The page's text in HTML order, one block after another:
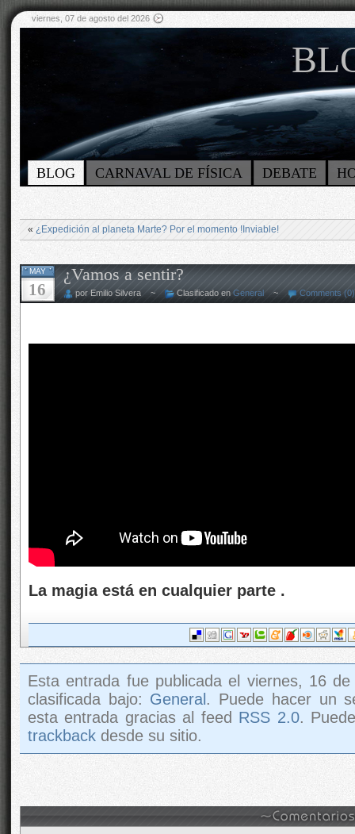
viernes, 07 de agosto del 2026
BLOG CARNAVAL DE FÍSICA DEBATE
« ¿Expedición al planeta Marte? Por el momento !Inviable!
MAY
16
¿Vamos a sentir?
por Emilio Silvera ~ Clasificado en General ~ Comments (0)
La magia está en cualquier parte .
Esta entrada fue publicada el viernes, 16
clasificada bajo: General . Puede hacer un
esta entrada gracias al feed RSS 2.0.
trackback desde su sitio.